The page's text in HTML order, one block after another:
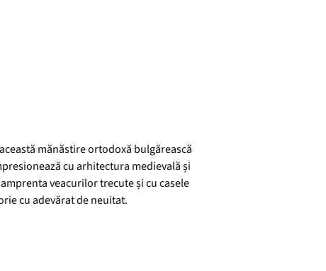
mănăstire ortodoxă bulgărească
cu arhitectura medievală și
veacurilor trecute și cu casele
cu adevărat de neuitat.